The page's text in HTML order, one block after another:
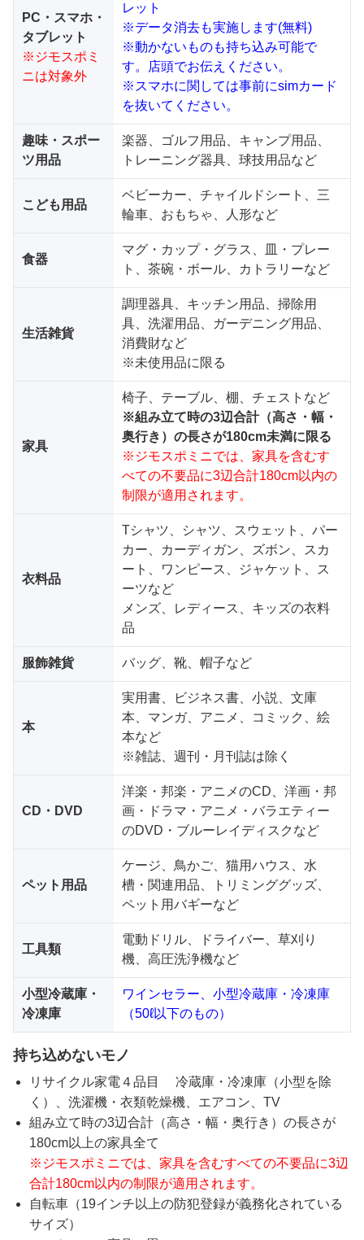
PC・スマホ・
タブレット
※ジモスポミ
ニは対象外
レット
※データ消去も実施します(無料)
※動かないものも持ち込み可能で
す。店頭でお伝えください。
※スマホに関しては事前にsimカード
を抜いてください。
趣味・スポー
ツ用品
楽器、ゴルフ用品、キャンプ用品、
トレーニング器具、球技用品など
こども用品
ベビーカー、チャイルドシート、三
輪車、おもちゃ、人形など
食器
マグ・カップ・グラス、皿・プレー
ト、茶碗・ボール、カトラリーなど
生活雑貨
調理器具、キッチン用品、掃除用
具、洗濯用品、ガーデニング用品、
消費財など
※未使用品に限る
家具
椅子、テーブル、棚、チェストなど
※組み立て時の3辺合計（高さ・幅・
奥行き）の長さが180cm未満に限る
※ジモスポミニでは、家具を含むす
べての不要品に3辺合計180cm以内の
制限が適用されます。
衣料品
Tシャツ、シャツ、スウェット、パー
カー、カーディガン、ズボン、スカ
ート、ワンピース、ジャケット、ス
ーツなど
メンズ、レディース、キッズの衣料
品
服飾雑貨 バッグ、靴、帽子など
本
実用書、ビジネス書、小説、文庫
本、マンガ、アニメ、コミック、絵
本など
※雑誌、週刊・月刊誌は除く
CD・DVD
洋楽・邦楽・アニメのCD、洋画・邦
画・ドラマ・アニメ・バラエティー
のDVD・ブルーレイディスクなど
ペット用品
ケージ、鳥かご、猫用ハウス、水
槽・関連用品、トリミンググッズ、
ペット用バギーなど
工具類
電動ドリル、ドライバー、草刈り
機、高圧洗浄機など
小型冷蔵庫・
冷凍庫
ワインセラー、小型冷蔵庫・冷凍庫
（50ℓ以下のもの）
持ち込めないモノ
リサイクル家電４品目 冷蔵庫・冷凍庫（小型を除
く）、洗濯機・衣類乾燥機、エアコン、TV
組み立て時の3辺合計（高さ・幅・奥行き）の長さが
180cm以上の家具全て
※ジモスポミニでは、家具を含むすべての不要品に3辺
合計180cm以内の制限が適用されます。
自転車（19インチ以上の防犯登録が義務化されている
サイズ）